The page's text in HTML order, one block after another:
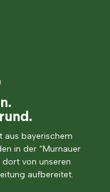
aus bayerischem
in der “Murnauer
von unseren
aufbereitet.